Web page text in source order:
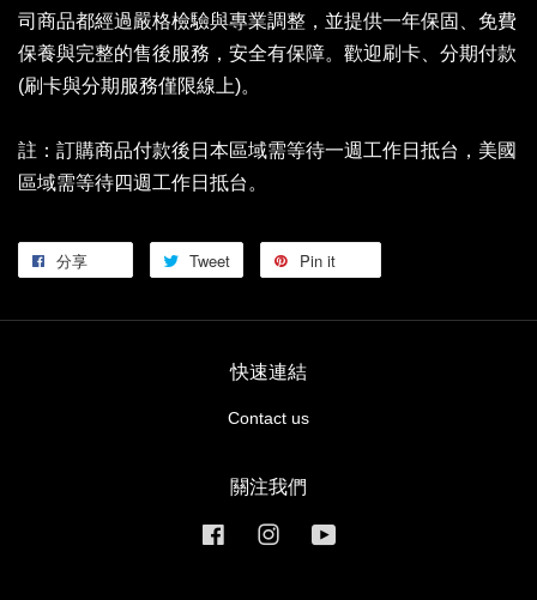
司商品都經過嚴格檢驗與專業調整，並提供一年保固、免費
保養與完整的售後服務，安全有保障。歡迎刷卡、分期付款
(刷卡與分期服務僅限線上)。
註：訂購商品付款後日本區域需等待一週工作日抵台，美國
區域需等待四週工作日抵台。
分享 Tweet Pin it
快速連結
Contact us
關注我們
FacebookInstagram